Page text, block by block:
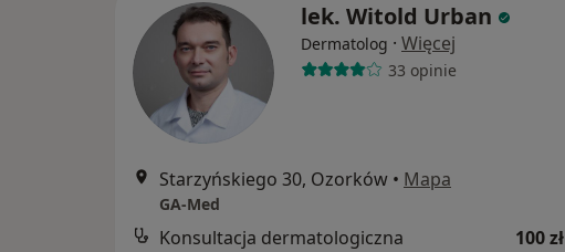
lek. Witold Urban
Dermatolog · Więcej
33 opinie
Starzyńskiego 30, Ozorków • Mapa
GA-Med
Konsultacja dermatologiczna 100 zł